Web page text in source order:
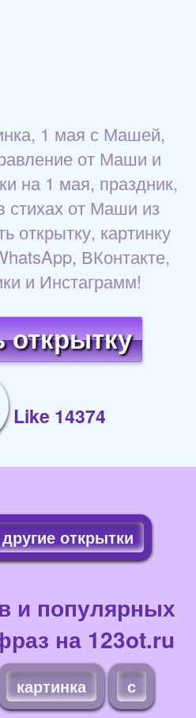
1 мая с Машей,
от Маши и
на 1 мая, праздник,
стихах от Маши из
открытку, картинку
ВКонтакте,
и Инстаграмм!
открытку
Like 14374
открытки
и популярных
на 123ot.ru
картинка с